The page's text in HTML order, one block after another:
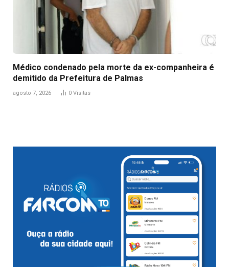
Médico condenado pela morte da ex-companheira é
demitido da Prefeitura de Palmas
agosto 7, 2026 0 Visitas